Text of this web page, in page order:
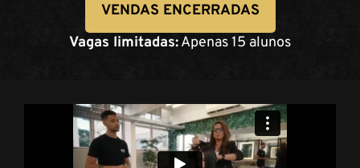
VENDAS ENCERRADAS
Vagas limitadas:Apenas 15 alunos